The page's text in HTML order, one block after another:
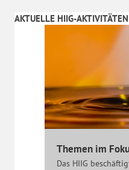
AKTUELLE HIIG-
Themen im
Das HIIG